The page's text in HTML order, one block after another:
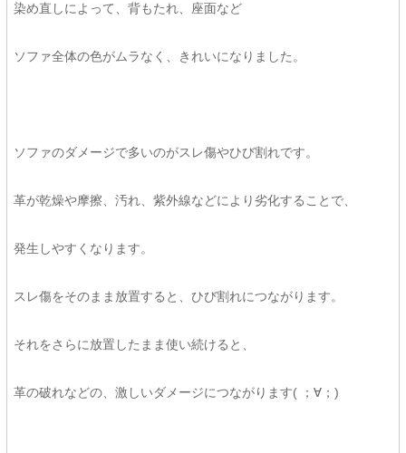
染め直しによって、背もたれ、座面など
ソファ全体の色がムラなく、きれいになりました。
ソファのダメージで多いのがスレ傷やひび割れです。
革が乾燥や摩擦、汚れ、紫外線などにより劣化することで、
発生しやすくなります。
スレ傷をそのまま放置すると、ひび割れにつながります。
それをさらに放置したまま使い続けると、
革の破れなどの、激しいダメージにつながります( ；∀；)